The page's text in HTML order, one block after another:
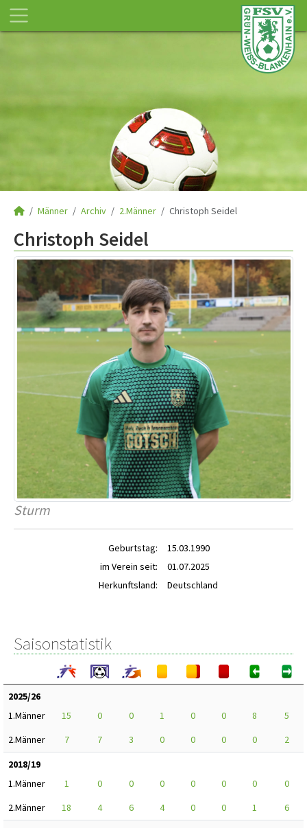
Männer Archiv 2.Männer Christoph Seidel
Christoph Seidel
Sturm
Geburtstag:
15.03.1990
im Verein seit:
01.07.2025
Herkunftsland:
Deutschland
Saisonstatistik
2025/26
1.Männer
15 0 0 1 0 0 8
5
2.Männer
7 7 3 0 0 0 0
2
2018/19
1.Männer
1 0 0 0 0 0 0
0
2.Männer
18 4 6 4 0 0 1
6